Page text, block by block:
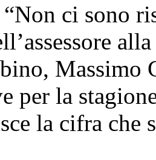
ci sono
Massimo
per la
la cifra